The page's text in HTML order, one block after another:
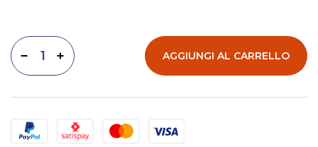
Aumenta quantità
Diminuisci quantità AGGIUNGI AL CARRELLO
Metodi di pagamento